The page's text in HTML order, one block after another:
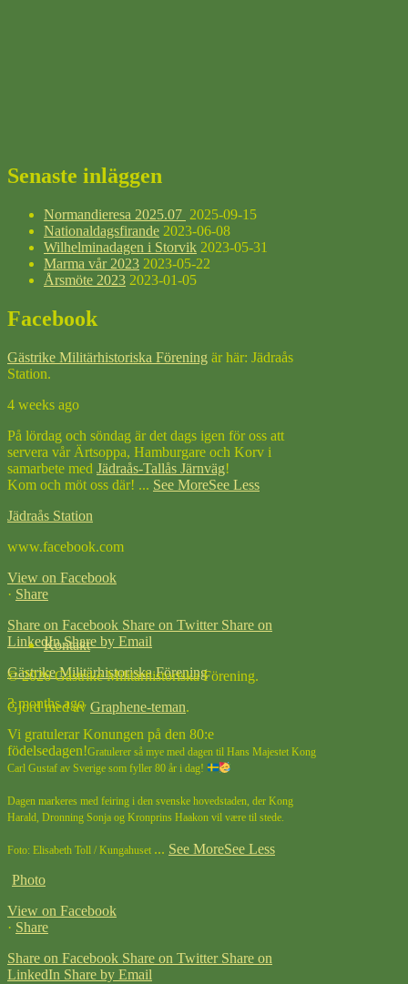
Senaste inläggen
Normandieresa 2025.07 2025-09-15
Nationaldagsfirande 2023-06-08
Wilhelminadagen i Storvik 2023-05-31
Marma vår 2023 2023-05-22
Årsmöte 2023 2023-01-05
Facebook
Gästrike Militärhistoriska Förening är här: Jädraås
Station.
4 weeks ago
På lördag och söndag är det dags igen för oss att
servera vår Ärtsoppa, Hamburgare och Korv i
samarbete med Jädraås-Tallås Järnväg!
Kom och möt oss där! ... See MoreSee Less
Jädraås Station
www.facebook.com
View on Facebook
· Share
Share on Facebook Share on Twitter Share on
LinkedIn Share by Email
Gästrike Militärhistoriska Förening
3 months ago
Vi gratulerar Konungen på den 80:e
födelsedagen!Gratulerer så mye med dagen til Hans Majestet Kong
Carl Gustaf av Sverige som fyller 80 år i dag!
Dagen markeres med feiring i den svenske hovedstaden, der Kong
Harald, Dronning Sonja og Kronprins Haakon vil være til stede.
Foto: Elisabeth Toll / Kungahuset ... See MoreSee Less
Photo
View on Facebook
· Share
Share on Facebook Share on Twitter Share on
LinkedIn Share by Email
Kontakt
© 2026 Gästrike Militärhistoriska Förening.
Gjord medav Graphene-teman.